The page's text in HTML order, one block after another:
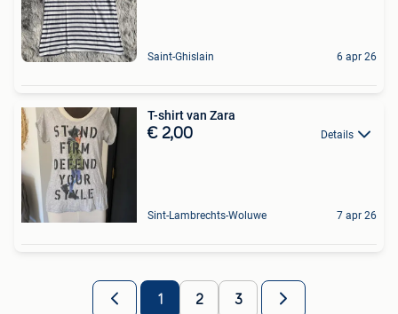
Saint-Ghislain 6 apr 26
T-shirt van Zara
€ 2,00 Details
Sint-Lambrechts-Woluwe 7 apr 26
1 2 3